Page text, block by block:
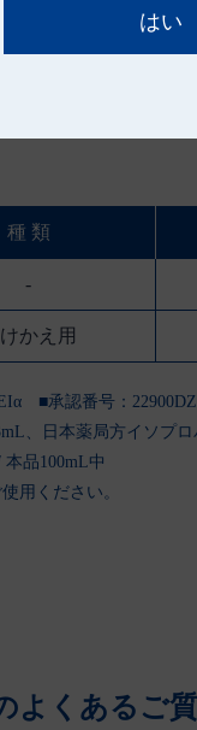
はい
、薬剤師又は登録販
入して使用しない
種 類
-
かえ用
EIα ■承認番号：
、日本薬局方イソプロ
100mL中
用ください。
よくあるご